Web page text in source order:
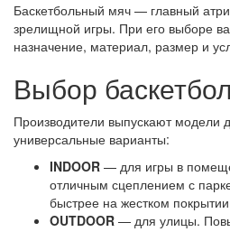
Баскетбольный мяч — главный
зрелищной игры. При его выборе
назначение, материал, размер и
Выбор
Производители выпускают модели
универсальные варианты:
INDOOR — для игры в
отличным сцеплением с
быстрее на жестком
OUTDOOR — для улицы.